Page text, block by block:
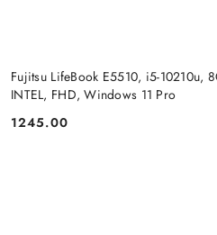
Fujitsu LifeBook E5510, i5-10210u,
INTEL, FHD, Windows 11 Pro
Cena:
1245.00